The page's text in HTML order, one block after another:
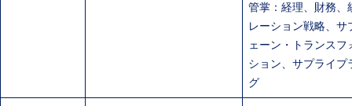
管掌：経理、財務、
レーション戦略、サ
ェーン・トランスフ
ション、サプライプ
グ